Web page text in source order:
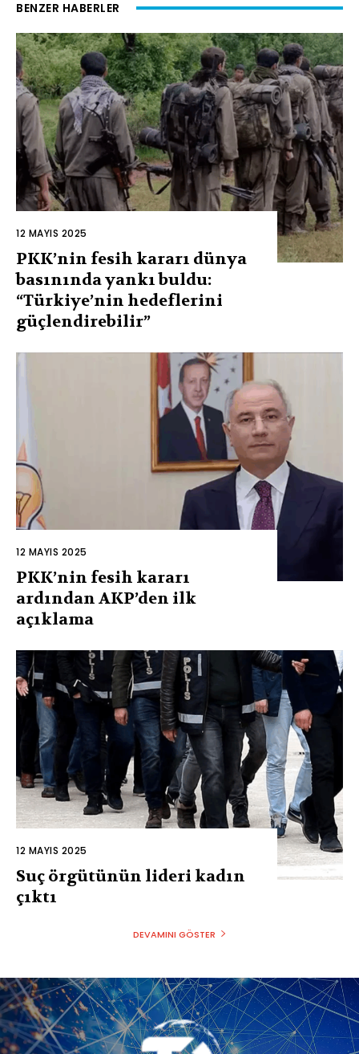
BENZER HABERLER
12 MAYIS 2025
PKK’nin fesih kararı dünya
basınında yankı buldu:
“Türkiye’nin hedeflerini
güçlendirebilir”
12 MAYIS 2025
PKK’nin fesih kararı
ardından AKP’den ilk
açıklama
12 MAYIS 2025
Suç örgütünün lideri kadın
çıktı
DEVAMINI GÖSTER